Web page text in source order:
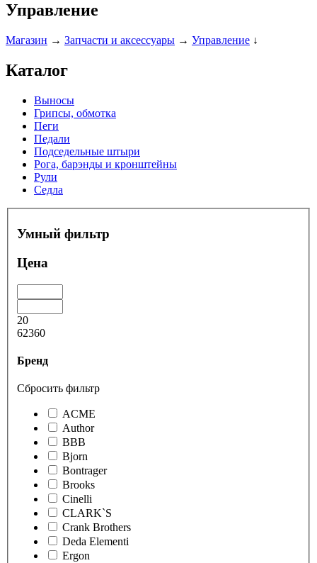
Управление
Магазин → Запчасти и аксессуары → Управление ↓
Каталог
Выносы
Грипсы, обмотка
Пеги
Педали
Подседельные штыри
Рога, барэнды и кронштейны
Рули
Седла
Умный фильтр
Цена
20
62360
Бренд
Сбросить фильтр
ACME
Author
BBB
Bjorn
Bontrager
Brooks
Cinelli
CLARK`S
Crank Brothers
Deda Elementi
Ergon